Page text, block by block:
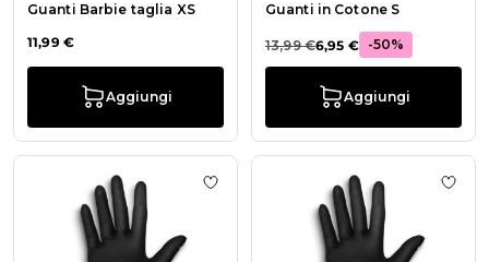
Guanti Barbie taglia XS
11,99 €
Aggiungi
Guanti in Cotone S
13,99 €6,95 € -50%
Aggiungi
Aggiungi alla wishlist Guanti in